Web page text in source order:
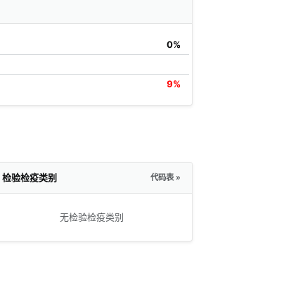
0%
9%
检验检疫类别 代码表 »
无检验检疫类别